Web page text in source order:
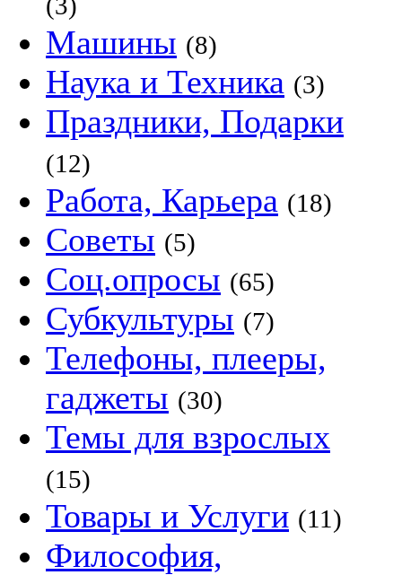
Машины (8)
Наука и Техника (3)
Праздники, Подарки
(12)
Работа, Карьера (18)
Советы (5)
Соц.опросы (65)
Субкультуры (7)
Телефоны, плееры,
гаджеты (30)
Темы для взрослых
(15)
Товары и Услуги (11)
Философия,